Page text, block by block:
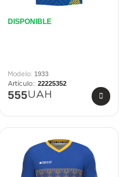
DISPONIBLE
1933
22225352
555UAH